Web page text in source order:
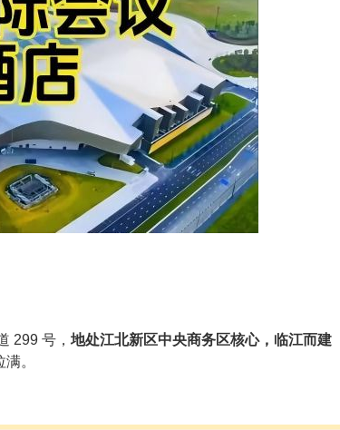
299 号， 地处江北新区中央商务区核心，临江而建
。